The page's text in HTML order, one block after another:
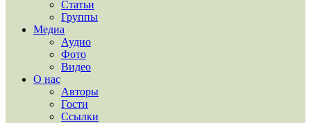
Статьи
Группы
Медиа
Аудио
Фото
Видео
О нас
Авторы
Гости
Ссылки